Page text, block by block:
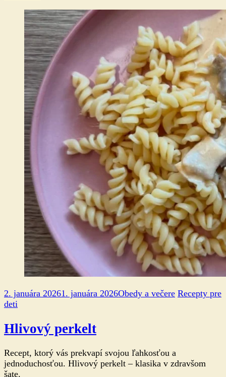
2. januára 20261. januára 2026Obedy a večere Recepty pre
deti
Hlivový perkelt
Recept, ktorý vás prekvapí svojou ľahkosťou a
jednoduchosťou. Hlivový perkelt – klasika v zdravšom
šate.